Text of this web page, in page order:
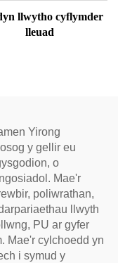
llwytho cyflymder
lleuad
Yirong
y gellir eu
o
Mae'r
poliwrathan,
llwyth
PU ar gyfer
Mae'r cylchoedd yn
i symud y